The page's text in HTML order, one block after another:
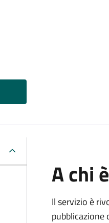
A chi
Il servizio è